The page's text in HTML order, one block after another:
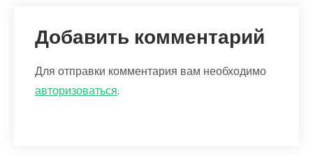
Добавить комментарий
Для отправки комментария вам необходимо
авторизоваться.